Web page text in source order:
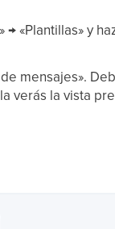
«Plantillas» y
mensajes».
verás la vista